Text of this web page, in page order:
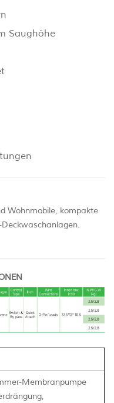
Saughöhe
Wohnmobile, kompakte
Membranpumpe